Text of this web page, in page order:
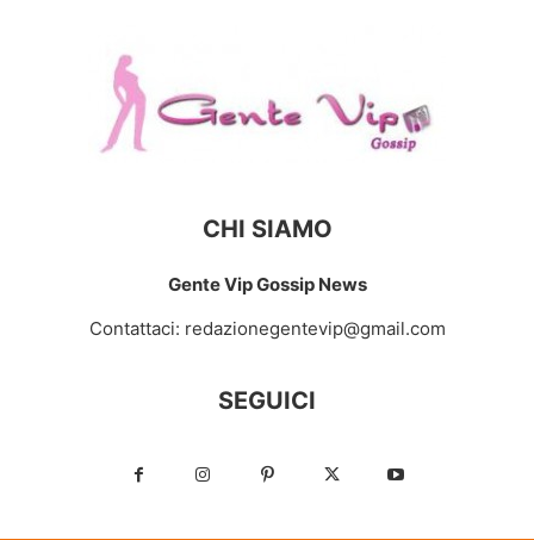
CHI SIAMO
Gente Vip Gossip News
Contattaci: redazionegentevip@gmail.com
SEGUICI